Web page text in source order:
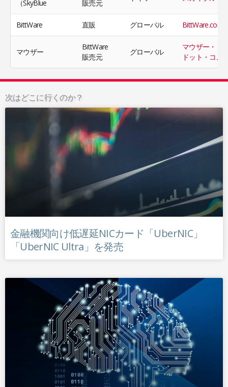
（SkyBlue 販売元
BittWare 直販 グローバル BittWare.com
マウザー
BittWare
販売元
グローバル
マウザー・
ドット・コム
次はどこに行くのか？
金融機関向け低遅延NICカード「UberNIC」
「UberNIC Ultra」を発売